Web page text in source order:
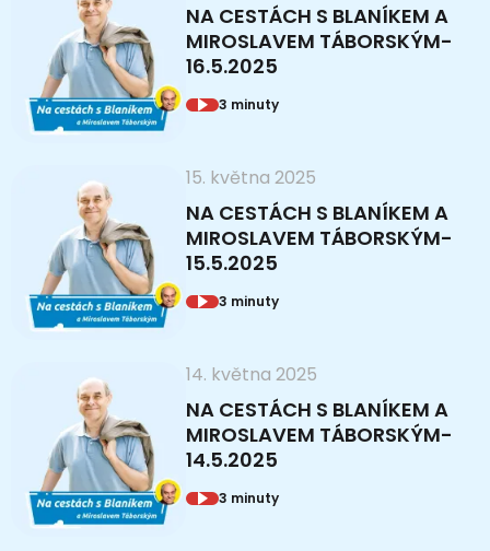
NA CESTÁCH S BLANÍKEM A
MIROSLAVEM TÁBORSKÝM-
16.5.2025
3 minuty
15. května 2025
NA CESTÁCH S BLANÍKEM A
MIROSLAVEM TÁBORSKÝM-
15.5.2025
3 minuty
14. května 2025
NA CESTÁCH S BLANÍKEM A
MIROSLAVEM TÁBORSKÝM-
14.5.2025
3 minuty